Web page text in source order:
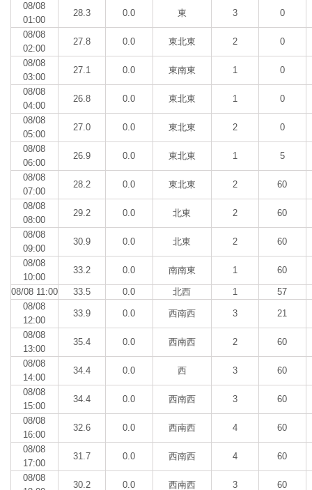
08/08
01:00
28.3 0.0 東 3 0
08/08
02:00
27.8 0.0 東北東 2 0
08/08
03:00
27.1 0.0 東南東 1 0
08/08
04:00
26.8 0.0 東北東 1 0
08/08
05:00
27.0 0.0 東北東 2 0
08/08
06:00
26.9 0.0 東北東 1 5
08/08
07:00
28.2 0.0 東北東 2 60
08/08
08:00
29.2 0.0 北東 2 60
08/08
09:00
30.9 0.0 北東 2 60
08/08
10:00
33.2 0.0 南南東 1 60
08/08 11:00 33.5 0.0 北西 1
57
08/08
12:00
33.9 0.0 西南西 3 21
08/08
13:00
35.4 0.0 西南西 2 60
08/08
14:00
34.4 0.0 西 3 60
08/08
15:00
34.4 0.0 西南西 3 60
08/08
16:00
32.6 0.0 西南西 4 60
08/08
17:00
31.7 0.0 西南西 4 60
08/08
30.2 0.0 西南西 3 60